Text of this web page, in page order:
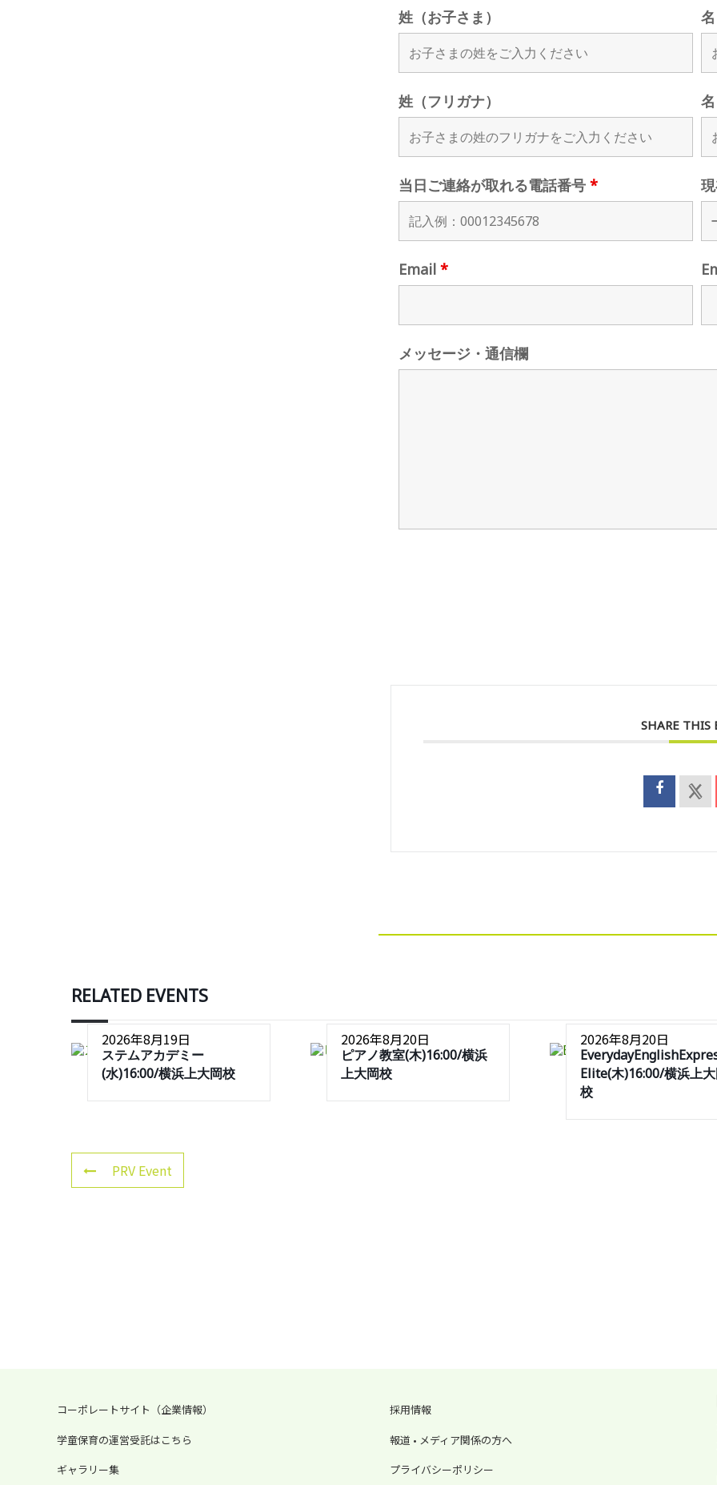
姓（お子さま）
姓（フリガナ）
当日ご連絡が取れる電話番号 *
Email *
メッセージ・通信欄
SHARE THIS
RELATED EVENTS
2026年8月19日
ステムアカデミー
(水)16:00/横浜上大岡校
2026年8月20日
ピアノ教室(木)16:00/横浜
上大岡校
2026年8月20日
Elite(木)16:00/横浜上
校
PRV Event
コーポレートサイト（企業情報）
学童保育の運営受託はこちら
ギャラリー集
採用情報
報道 • メディア関係の方へ
プライバシーポリシー